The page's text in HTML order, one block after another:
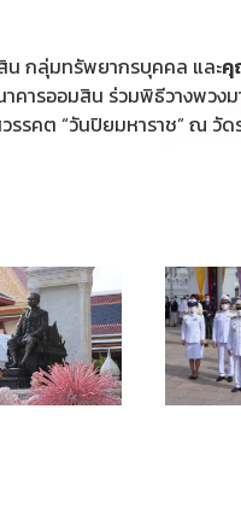
น กลุ่มทรัพยากรบุคคล และคุ
รออมสิน ร่วมพิธีวางพวงม
รคต “วันปิยมหาราช” ณ วั